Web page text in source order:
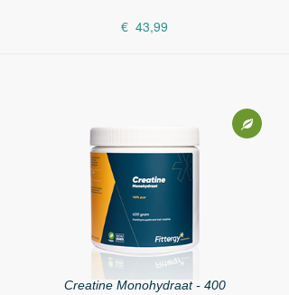
€ 43,99
Creatine Monohydraat - 400